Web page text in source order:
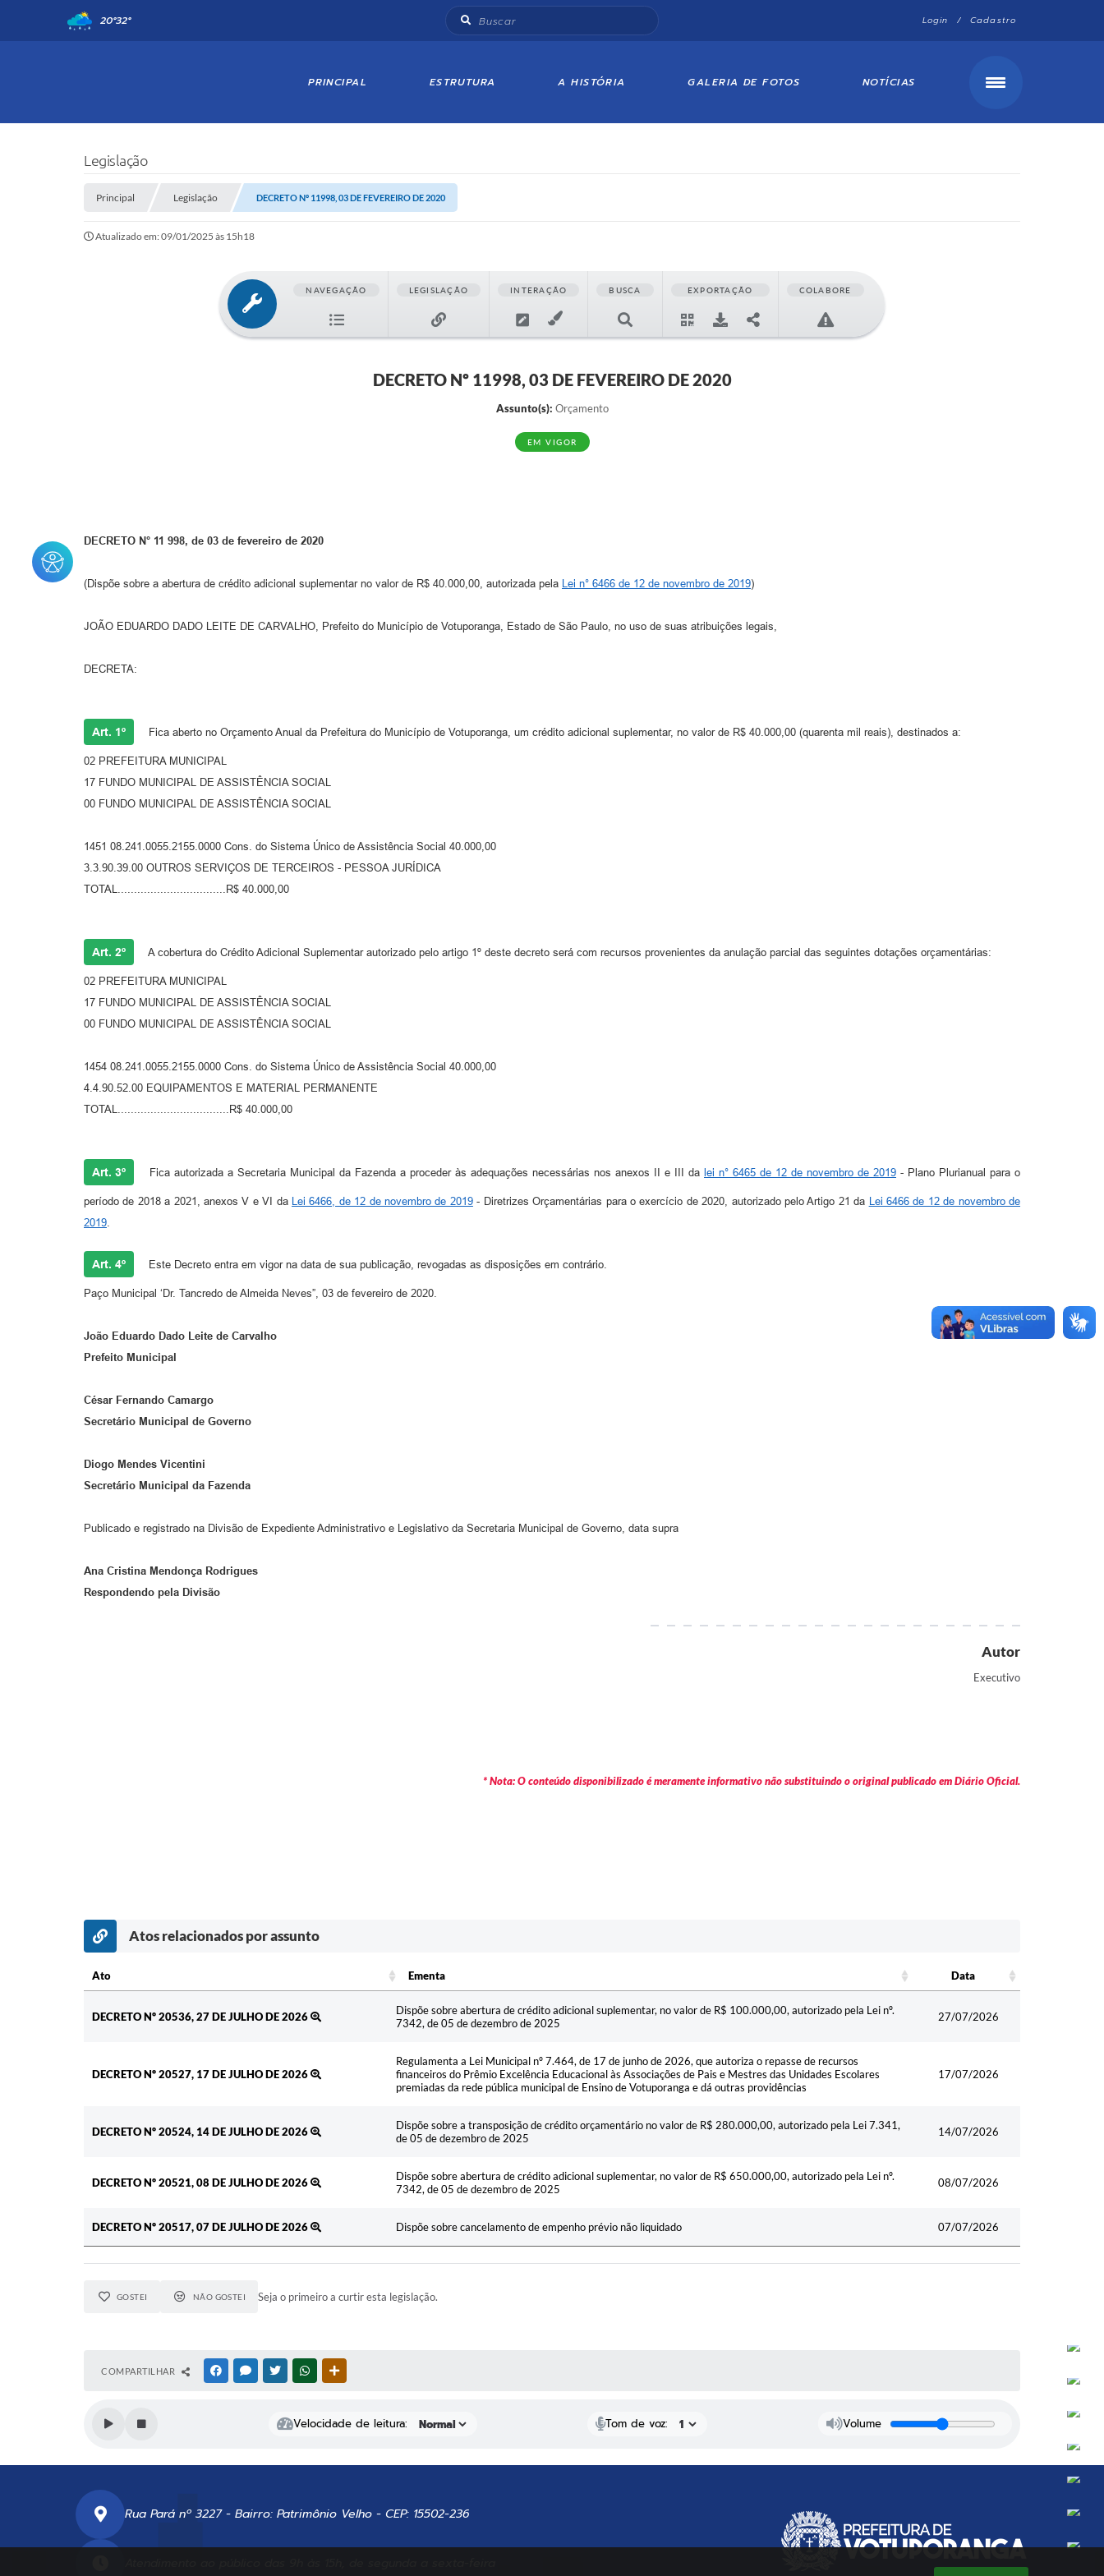
Login / Cadastro
20°32°
PRINCIPAL ESTRUTURA A HISTÓRIA GALERIA DE FOTOS NOTÍCIAS
Legislação
Principal Legislação DECRETO Nº 11998, 03 DE FEVEREIRO DE 2020
Atualizado em: 09/01/2025 às 15h18
NAVEGAÇÃO LEGISLAÇÃO INTERAÇÃO BUSCA EXPORTAÇÃO COLABORE
DECRETO Nº 11998, 03 DE FEVEREIRO DE 2020
Assunto(s): Orçamento
EM VIGOR
DECRETO N° 11 998, de 03 de fevereiro de 2020
(Dispõe sobre a abertura de crédito adicional suplementar no valor de R$ 40.000,00, autorizada pela Lei n° 6466 de 12 de novembro de 2019)
JOÃO EDUARDO DADO LEITE DE CARVALHO, Prefeito do Município de Votuporanga, Estado de São Paulo, no uso de suas atribuições legais,
DECRETA:
Art. 1º Fica aberto no Orçamento Anual da Prefeitura do Município de Votuporanga, um crédito adicional suplementar, no valor de R$ 40.000,00 (quarenta mil reais), destinados a:
02 PREFEITURA MUNICIPAL
17 FUNDO MUNICIPAL DE ASSISTÊNCIA SOCIAL
00 FUNDO MUNICIPAL DE ASSISTÊNCIA SOCIAL
1451 08.241.0055.2155.0000 Cons. do Sistema Único de Assistência Social 40.000,00
3.3.90.39.00 OUTROS SERVIÇOS DE TERCEIROS - PESSOA JURÍDICA
TOTAL.................................R$ 40.000,00
Art. 2º A cobertura do Crédito Adicional Suplementar autorizado pelo artigo 1º deste decreto será com recursos provenientes da anulação parcial das seguintes dotações orçamentárias:
02 PREFEITURA MUNICIPAL
17 FUNDO MUNICIPAL DE ASSISTÊNCIA SOCIAL
00 FUNDO MUNICIPAL DE ASSISTÊNCIA SOCIAL
1454 08.241.0055.2155.0000 Cons. do Sistema Único de Assistência Social 40.000,00
4.4.90.52.00 EQUIPAMENTOS E MATERIAL PERMANENTE
TOTAL..................................R$ 40.000,00
Art. 3º Fica autorizada a Secretaria Municipal da Fazenda a proceder às adequações necessárias nos anexos II e III da lei n° 6465 de 12 de novembro de 2019 - Plano Plurianual para o
período de 2018 a 2021, anexos V e VI da Lei 6466, de 12 de novembro de 2019- Diretrizes Orçamentárias para o exercício de 2020, autorizado pelo Artigo 21 da Lei 6466 de 12 de novembro de
2019.
Art. 4º Este Decreto entra em vigor na data de sua publicação, revogadas as disposições em contrário.
Paço Municipal ‘Dr. Tancredo de Almeida Neves”, 03 de fevereiro de 2020.
João Eduardo Dado Leite de Carvalho
Prefeito Municipal
César Fernando Camargo
Secretário Municipal de Governo
Diogo Mendes Vicentini
Secretário Municipal da Fazenda
Publicado e registrado na Divisão de Expediente Administrativo e Legislativo da Secretaria Municipal de Governo, data supra
Ana Cristina Mendonça Rodrigues
Respondendo pela Divisão
Autor
Executivo
* Nota: O conteúdo disponibilizado é meramente informativo não substituindo o original publicado em Diário Oficial.
Atos relacionados por assunto
Ato Ementa
Data
DECRETO Nº 20536, 27 DE JULHO DE 2026
Dispõe sobre abertura de crédito adicional suplementar, no valor de R$ 100.000,00, autorizado pela Lei nº.
7342, de 05 de dezembro de 2025
27/07/2026
DECRETO Nº 20527, 17 DE JULHO DE 2026
Regulamenta a Lei Municipal nº 7.464, de 17 de junho de 2026, que autoriza o repasse de recursos
financeiros do Prêmio Excelência Educacional às Associações de Pais e Mestres das Unidades Escolares
premiadas da rede pública municipal de Ensino de Votuporanga e dá outras providências
17/07/2026
DECRETO Nº 20524, 14 DE JULHO DE 2026
Dispõe sobre a transposição de crédito orçamentário no valor de R$ 280.000,00, autorizado pela Lei 7.341,
de 05 de dezembro de 2025
14/07/2026
DECRETO Nº 20521, 08 DE JULHO DE 2026
Dispõe sobre abertura de crédito adicional suplementar, no valor de R$ 650.000,00, autorizado pela Lei nº.
7342, de 05 de dezembro de 2025
08/07/2026
DECRETO Nº 20517, 07 DE JULHO DE 2026 Dispõe sobre cancelamento de empenho prévio não liquidado 07/07/2026
GOSTEI NÃO GOSTEI Seja o primeiro a curtir esta legislação.
COMPARTILHAR FACEBOOKMESSENGER
TWITTERWHATSAPP
Velocidade de leitura: Tom de voz: Volume
Rua Pará nº 3227 - Bairro: Patrimônio Velho - CEP: 15502-236